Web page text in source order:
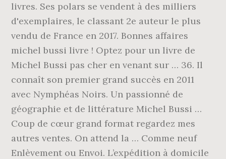
livres. Ses polars se vendent à des milliers
d'exemplaires, le classant 2e auteur le plus
vendu de France en 2017. Bonnes affaires
michel bussi livre ! Optez pour un livre de
Michel Bussi pas cher en venant sur … 36. Il
connaît son premier grand succès en 2011
avec Nymphéas Noirs. Un passionné de
géographie et de littérature Michel Bussi …
Coup de cœur grand format regardez mes
autres ventes. On attend la … Comme neuf
Enlèvement ou Envoi. L’expédition à domicile